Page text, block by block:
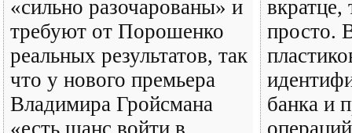
«сильно разочарованы» и
требуют от Порошенко
реальных результатов, так
что у нового премьера
Владимира Гройсмана
«есть шанс войти в
вкратце,
просто.
банка и